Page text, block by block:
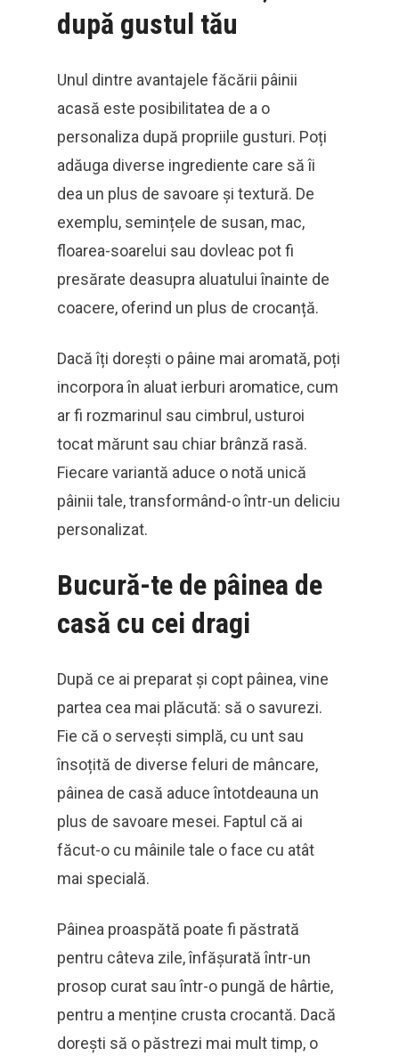
după gustul tău
Unul dintre avantajele făcării pâinii
acasă este posibilitatea de a o
personaliza după propriile gusturi. Poți
adăuga diverse ingrediente care să îi
dea un plus de savoare și textură. De
exemplu, semințele de susan, mac,
floarea-soarelui sau dovleac pot fi
presărate deasupra aluatului înainte de
coacere, oferind un plus de crocanță.
Dacă îți dorești o pâine mai aromată, poți
incorpora în aluat ierburi aromatice, cum
ar fi rozmarinul sau cimbrul, usturoi
tocat mărunt sau chiar brânză rasă.
Fiecare variantă aduce o notă unică
pâinii tale, transformând-o într-un deliciu
personalizat.
Bucură-te de pâinea de
casă cu cei dragi
După ce ai preparat și copt pâinea, vine
partea cea mai plăcută: să o savurezi.
Fie că o servești simplă, cu unt sau
însoțită de diverse feluri de mâncare,
pâinea de casă aduce întotdeauna un
plus de savoare mesei. Faptul că ai
făcut-o cu mâinile tale o face cu atât
mai specială.
Pâinea proaspătă poate fi păstrată
pentru câteva zile, înfășurată într-un
prosop curat sau într-o pungă de hârtie,
pentru a menține crusta crocantă. Dacă
dorești să o păstrezi mai mult timp, o